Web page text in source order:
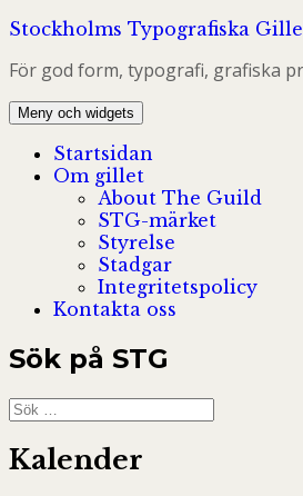
Hoppa
innehåll
Stockholms Typografiska Gille
För god form, typografi, grafiska
Meny och widgets
Startsidan
Om gillet
About The Guild
STG-märket
Styrelse
Stadgar
Integritetspolicy
Kontakta oss
Sök på STG
Sök
efter:
Kalender